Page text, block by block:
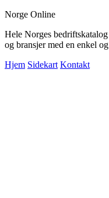
Norge Online
Hele Norges
og bransjer med en enkel
Hjem Sidekart Kontakt